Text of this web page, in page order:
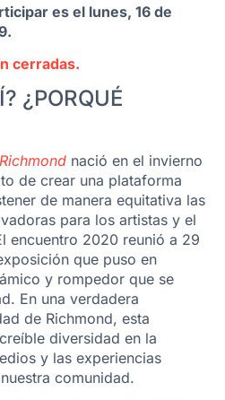
es el lunes, 16 de
cerradas.
¿PORQUÉ
nació en el invierno
de crear una plataforma
de manera equitativa las
para los artistas y el
encuentro 2020 reunió a 29
que puso en
y rompedor que se
En una verdadera
de Richmond, esta
diversidad en la
y las experiencias
comunidad.